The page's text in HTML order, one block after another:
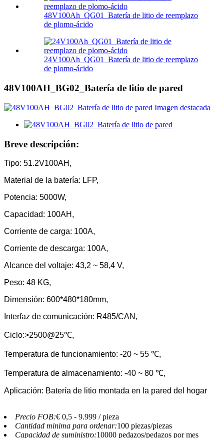
48V100Ah_QG01_Batería de litio de reemplazo
de plomo-ácido
24V100Ah_QG01_Batería de litio de reemplazo
de plomo-ácido
48V100AH_BG02_Batería de litio de pared
Breve descripción:
Tipo: 51.2V100AH,
Material de la batería: LFP,
Potencia: 5000W,
Capacidad: 100AH,
Corriente de carga: 100A,
Corriente de descarga: 100A,
Alcance del voltaje: 43,2 ~ 58,4 V,
Peso: 48 KG,
Dimensión: 600*480*180mm,
Interfaz de comunicación: R485/CAN,
Ciclo:>2500@25℃,
Temperatura de funcionamiento: -20 ~ 55 ℃,
Temperatura de almacenamiento: -40 ~ 80 ℃,
Aplicación: Batería de litio montada en la pared del hogar
Precio FOB:€ 0,5 - 9.999 / pieza
Cantidad minima para ordenar:100 piezas/piezas
Capacidad de suministro:10000 pedazos/pedazos por mes